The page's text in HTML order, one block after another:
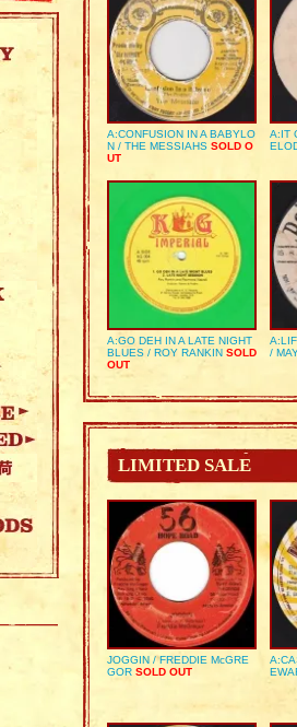
A:CONFUSION IN A BABYLO
N / THE MESSIAHS SOLD O
UT
A:IT
A:GO DEH IN A LATE NIGHT
BLUES / ROY RANKIN SOLD
OUT
/
LIMITED SALE
JOGGIN / FREDDIE McGRE
GOR SOLD OUT